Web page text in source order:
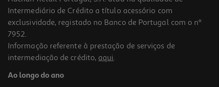
Intermediário de Crédito a título acessório com
exclusividade, registado no Banco de Portugal com o nº
7952.
Informação referente à prestação de serviços de
intermediação de crédito, aqui.
Ao longo do ano